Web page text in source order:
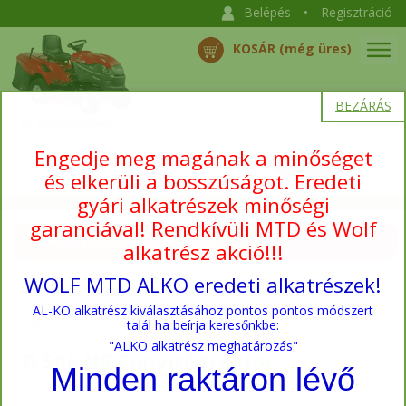
Belépés • Regisztráció
KOSÁR (még üres)
Termékkategóriák megnyitása →
Nyitóoldal›Termékek›MTD›Fűnyíró traktorok›D 506 NR Fűnyíró
D 506 NR Fűnyíró traktor
BEZÁRÁS
Engedje meg magának a minőséget
és elkerüli a bosszúságot. Eredeti
gyári alkatrészek minőségi
garanciával! Rendkívüli MTD és Wolf
alkatrész akció!!!
WOLF MTD ALKO eredeti alkatrészek!
AL-KO alkatrész kiválasztásához pontos pontos módszert
talál ha beírja keresőnkbe:
"ALKO alkatrész meghatározás"
Minden raktáron lévő